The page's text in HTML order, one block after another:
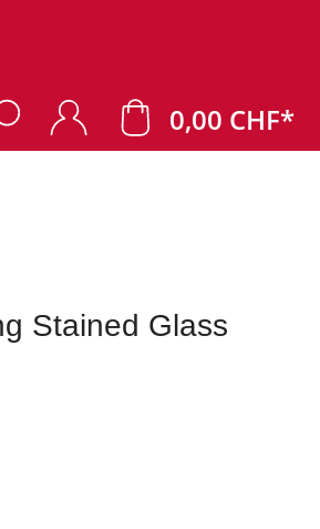
0,00 CHF*
Stained Glass